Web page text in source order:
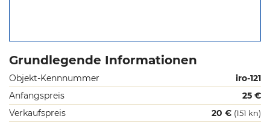
Grundlegende Informationen
Objekt-Kennnummer
iro-121
Anfangspreis
25 €
Verkaufspreis
20 € (151 kn)